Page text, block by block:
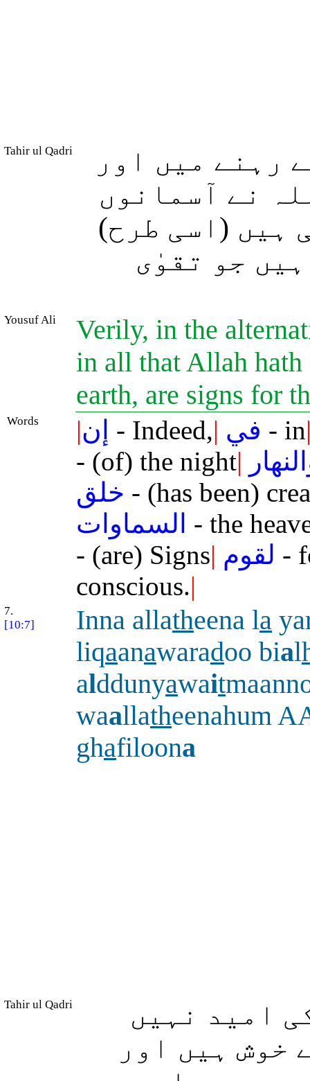
Tahir ul Qadri
رہنے میں اور
نے آسمانوں
ہیں (اسی طرح)
جو تقوٰی
Yousuf Ali
Verily, in the
in all that Allah hath
earth, are signs for
Words |إن - Indeed,| في - in
- (of) the night|
خلق - (has been)
السماوات - the
- (are) Signs| لقوم -
conscious.|
7.
[10:7]
Inna allatheena la
liqaanawaradoo bial
alddunyawait
waallatheenahum
ghafiloona
Tahir ul Qadri
امید نہیں
خوش ہیں اور